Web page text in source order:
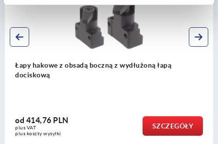
Łapy hakowe z obsadą boczną z wydłużoną łapą
dociskową
od 414,76 PLN
plus VAT
plus koszty wysyłki
SZCZEGÓŁY